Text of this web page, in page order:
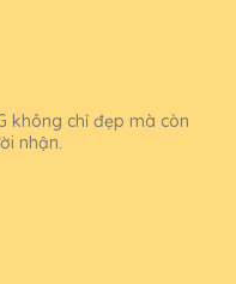
không chỉ đẹp mà còn
nhận.